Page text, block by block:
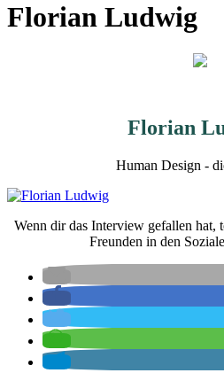
Florian Ludwig
Florian
Human Design -
Wenn dir das Interview gefallen hat,
Freunden in den